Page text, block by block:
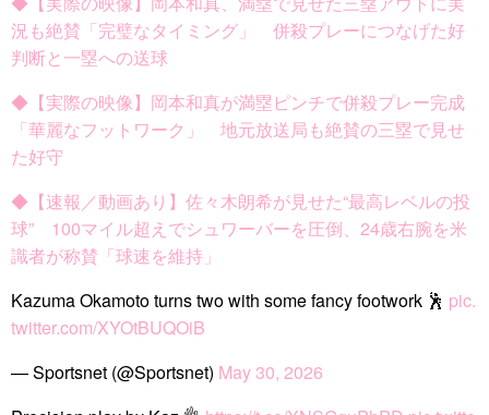
況も絶賛「完璧なタイミング」 併殺プレーにつなげた好
判断と一塁への送球
◆【実際の映像】岡本和真が満塁ピンチで併殺プレー完成
「華麗なフットワーク」 地元放送局も絶賛の三塁で見せ
た好守
◆【速報／動画あり】佐々木朗希が見せた“最高レベルの投
球” 100マイル超えでシュワーバーを圧倒、24歳右腕を米
識者が称賛「球速を維持」
Kazuma Okamoto turns two with some fancy footwork 🕺 pic.
twitter.com/XYOtBUQOiB
— Sportsnet (@Sportsnet) May 30, 2026